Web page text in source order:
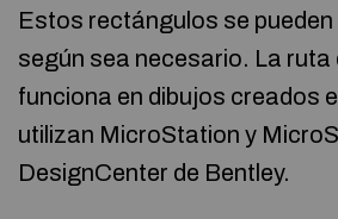
Estos rectángulos se
según sea necesario. La ruta
funciona en dibujos creados
utilizan MicroStation y
DesignCenter de Bentley.